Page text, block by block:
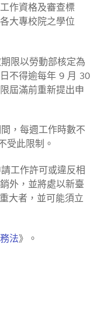
作資格及審查標
大專校院之學位
期限以勞動部核定為
不得逾每年 9 月 30
屆滿前重新提出申
，每週工作時數不
受此限制。
請工作許可或違反相
外，並將處以新臺
大者，並可能須立
法》。